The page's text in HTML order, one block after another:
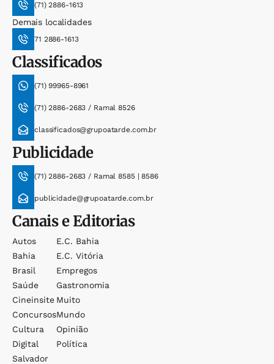
(71) 2886-1613
Demais localidades
71 2886-1613
Classificados
(71) 99965-8961
(71) 2886-2683 / Ramal 8526
classificados@grupoatarde.com.br
Publicidade
(71) 2886-2683 / Ramal 8585 | 8586
publicidade@grupoatarde.com.br
Canais e Editorias
Autos
Bahia
Brasil
Saúde
Cineinsite
Concursos
Cultura
Digital
Salvador
E.c. Bahia
E.c. Vitória
Empregos
Gastronomia
Muito
Mundo
Opinião
Política